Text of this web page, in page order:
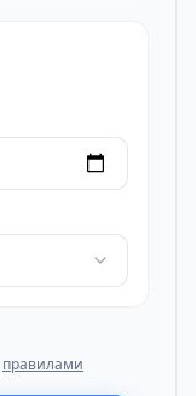
правилами